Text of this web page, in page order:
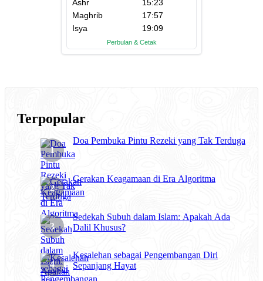
Terpopular
Doa Pembuka Pintu Rezeki yang Tak Terduga
Gerakan Keagamaan di Era Algoritma
Sedekah Subuh dalam Islam: Apakah Ada
Dalil Khusus?
Kesalehan sebagai Pengembangan Diri
Sepanjang Hayat